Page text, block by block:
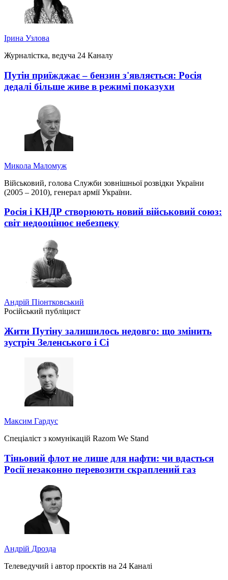
Ірина Узлова
Журналістка, ведуча 24 Каналу
Путін приїжджає – бензин з'являється: Росія
дедалі більше живе в режимі показухи
Микола Маломуж
Військовий, голова Служби зовнішньої розвідки України
(2005 – 2010), генерал армії України.
Росія і КНДР створюють новий військовий союз:
світ недооцінює небезпеку
Андрій Піонтковський
Російський публіцист
Жити Путіну залишилось недовго: що змінить
зустріч Зеленського і Сі
Максим Гардус
Спеціаліст з комунікацій Razom We Stand
Тіньовий флот не лише для нафти: чи вдасться
Росії незаконно перевозити скраплений газ
Андрій Дрозда
Телеведучий і автор проєктів на 24 Каналі